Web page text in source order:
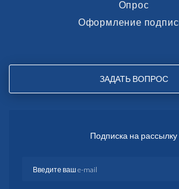
Опрос
Оформление
ЗАДАТЬ ВОПРОС
Подписка на рассылку